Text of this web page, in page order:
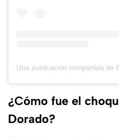
¿Cómo fue el
Dorado?